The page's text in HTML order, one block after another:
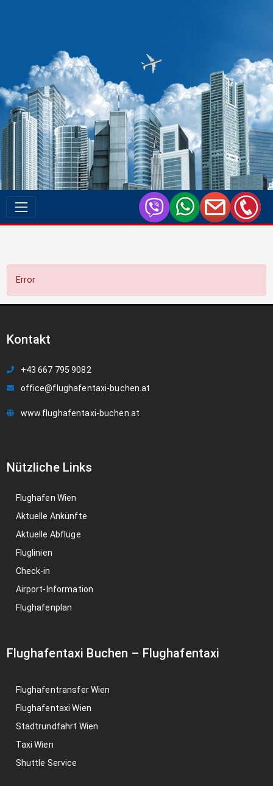
Error
Kontakt
+43 667 795 9082
office@flughafentaxi-buchen.at
www.flughafentaxi-buchen.at
Nützliche Links
Flughafen Wien
Aktuelle Ankünfte
Aktuelle Abflüge
Fluglinien
Check-in
Airport-Information
Flughafenplan
Flughafentaxi Buchen – Flughafentaxi
Flughafentransfer Wien
Flughafentaxi Wien
Stadtrundfahrt Wien
Taxi Wien
Shuttle Service